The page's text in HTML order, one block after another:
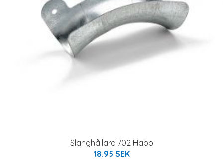
Slanghållare 702 Habo
18.95 SEK